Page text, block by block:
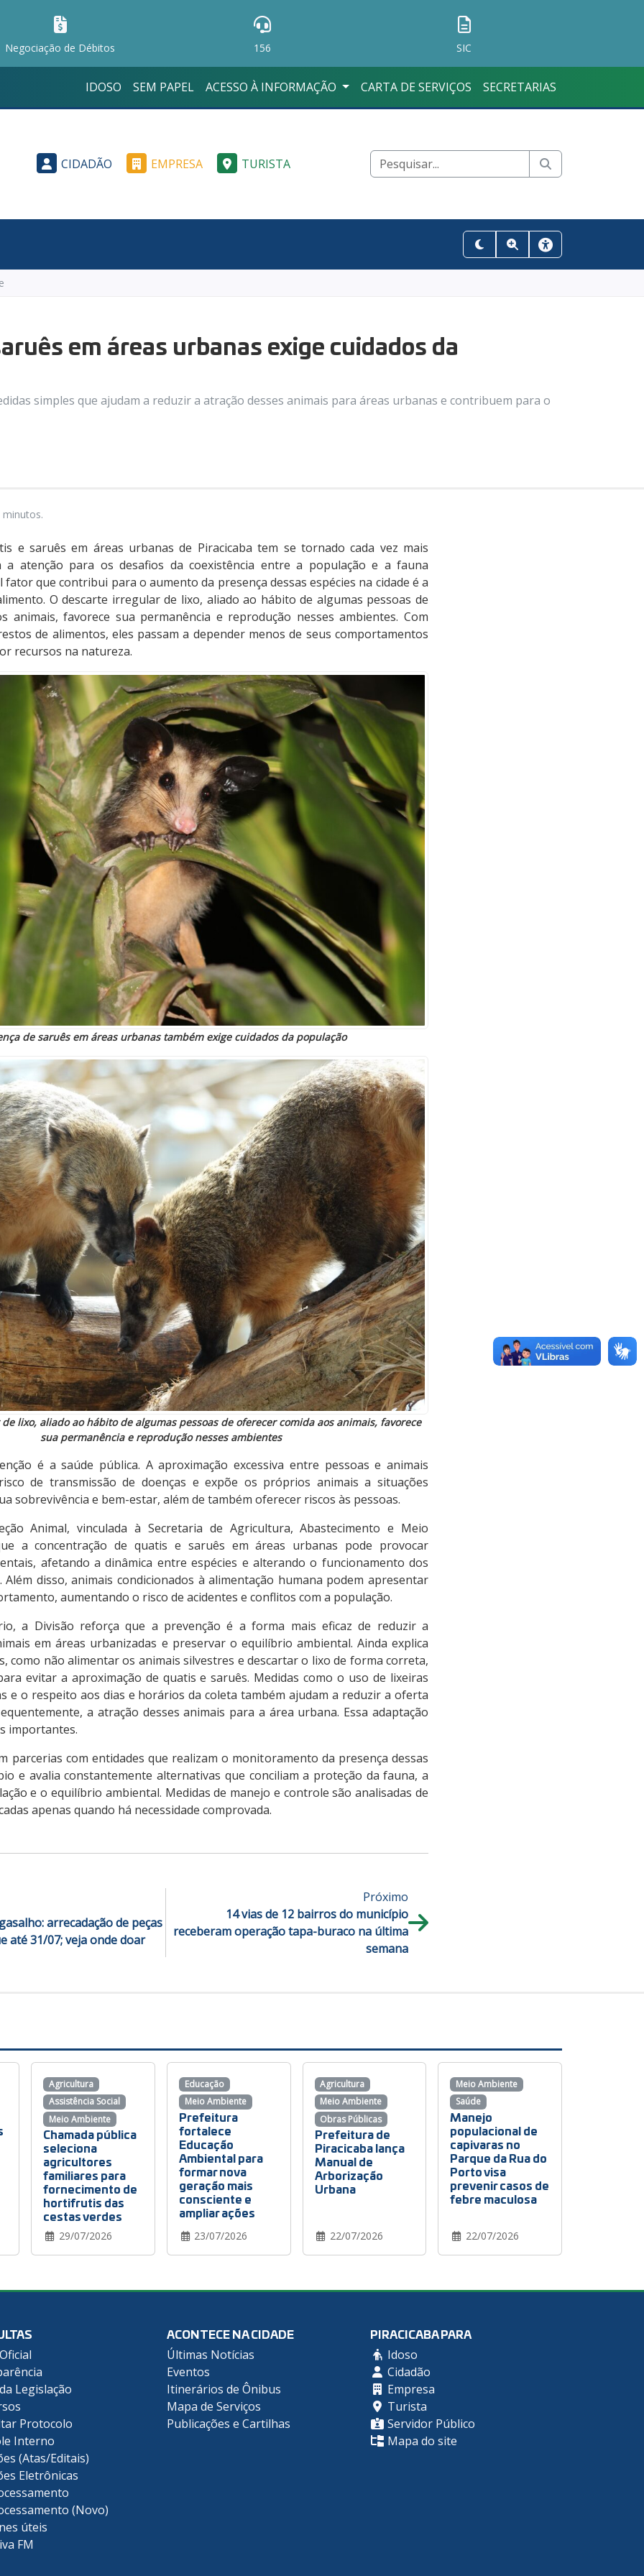
Negociação de Débitos 156 SIC
IDOSO SEM PAPEL ACESSO À INFORMAÇÃO CARTA DE SERVIÇOS SECRETARIAS
CIDADÃO EMPRESA TURISTA
em áreas urbanas exige cuidados da
simples que ajudam a reduzir a atração desses animais para áreas urbanas e contribuem para o
e saruês em áreas urbanas de Piracicaba tem se tornado cada vez mais
a atenção para os desafios da coexistência entre a população e a fauna
fator que contribui para o aumento da presença dessas espécies na cidade é a
O descarte irregular de lixo, aliado ao hábito de algumas pessoas de
animais, favorece sua permanência e reprodução nesses ambientes. Com
de alimentos, eles passam a depender menos de seus comportamentos
recursos na natureza.
de saruês em áreas urbanas também exige cuidados da população
lixo, aliado ao hábito de algumas pessoas de oferecer comida aos animais, favorece
sua permanência e reprodução nesses ambientes
é a saúde pública. A aproximação excessiva entre pessoas e animais
de transmissão de doenças e expõe os próprios animais a situações
sobrevivência e bem-estar, além de também oferecer riscos às pessoas.
Animal, vinculada à Secretaria de Agricultura, Abastecimento e Meio
a concentração de quatis e saruês em áreas urbanas pode provocar
afetando a dinâmica entre espécies e alterando o funcionamento dos
Além disso, animais condicionados à alimentação humana podem apresentar
aumentando o risco de acidentes e conflitos com a população.
a Divisão reforça que a prevenção é a forma mais eficaz de reduzir a
em áreas urbanizadas e preservar o equilíbrio ambiental. Ainda explica
como não alimentar os animais silvestres e descartar o lixo de forma correta,
evitar a aproximação de quatis e saruês. Medidas como o uso de lixeiras
e o respeito aos dias e horários da coleta também ajudam a reduzir a oferta
a atração desses animais para a área urbana. Essa adaptação
importantes.
parcerias com entidades que realizam o monitoramento da presença dessas
e avalia constantemente alternativas que conciliam a proteção da fauna, a
e o equilíbrio ambiental. Medidas de manejo e controle são analisadas de
apenas quando há necessidade comprovada.
arrecadação de peças
até 31/07; veja onde doar
Próximo
14 vias de 12 bairros do município
receberam operação tapa-buraco na última
semana
Chamada pública
seleciona
agricultores
familiares para
fornecimento de
hortifrutis das
cestas verdes
29/07/2026
Agricultura
Assistência Social
Meio Ambiente
Prefeitura
fortalece
Educação
Ambiental para
formar nova
geração mais
consciente e
ampliar ações
23/07/2026
Educação
Meio Ambiente
Prefeitura de
Piracicaba lança
Manual de
Arborização
Urbana
22/07/2026
Agricultura
Meio Ambiente
Obras Públicas
Manejo
populacional de
capivaras no
Parque da Rua do
Porto visa
prevenir casos de
febre maculosa
22/07/2026
Meio Ambiente
Saúde
Legislação
Protocolo
Interno
(Atas/Editais)
Eletrônicas
(Novo)
úteis
FM
ACONTECE NA CIDADE
Últimas Notícias
Eventos
Itinerários de Ônibus
Mapa de Serviços
Publicações e Cartilhas
PIRACICABA PARA
Idoso
Cidadão
Empresa
Turista
Servidor Público
Mapa do site